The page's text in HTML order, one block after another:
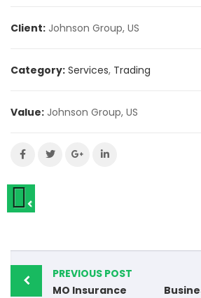
Client: Johnson Group, US
Category: Services, Trading
Value: Johnson Group, US
PREVIOUS POST
MO Insurance